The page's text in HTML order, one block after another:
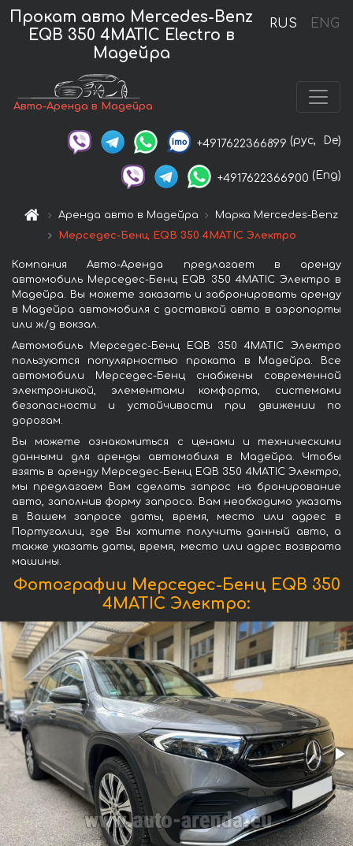
RUS ENG
Прокат авто Mercedes-Benz
EQB 350 4MATIC Electro в
Мадейра
Авто-Аренда в Мадейра
+4917622366899 (рус, De)
+4917622366900 (Eng)
Аренда авто в Мадейра
Марка Mercedes-Benz
Мерседес-Бенц EQB 350 4MATIC Электро
Компания Авто-Аренда предлагает в аренду
автомобиль Мерседес-Бенц EQB 350 4MATIC Электро в
Мадейра. Вы можете заказать и забронировать аренду
в Мадейра автомобиля с доставкой авто в аэропорты
или ж/д вокзал.
Автомобиль Мерседес-Бенц EQB 350 4MATIC Электро
пользуются популярностью проката в Мадейра. Все
автомобили Мерседес-Бенц снабжены современной
электроникой, элементами комфорта, системами
безопасности и устойчивости при движении по
дорогам.
Вы можете ознакомиться с ценами и техническими
данными для аренды автомобиля в Мадейра. Чтобы
взять в аренду Мерседес-Бенц EQB 350 4MATIC Электро,
мы предлагаем Вам сделать запрос на бронирование
авто, заполнив форму запроса. Вам необходимо указать
в Вашем запросе даты, время, место или адрес в
Португалии, где Вы хотите получить данный авто, а
также указать даты, время, место или адрес возврата
машины.
Фотографии Мерседес-Бенц EQB 350
4MATIC Электро: